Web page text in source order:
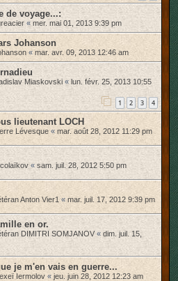
de voyage...:
« mer. mai 01, 2013 9:39 pm
Johanson
«mar. avr. 09, 2013 12:46 am
Miaskovski « lun. févr. 25, 2013 10:55
1 2 3 4
lieutenant LOCH
Lévesque « mar. août 28, 2012 11:29 pm
« sam. juil. 28, 2012 5:50 pm
Anton Vier1 « mar. juil. 17, 2012 9:39 pm
en or.
DIMITRI SOMJANOV « dim. juil. 15,
je m'en vais en guerre...
Iermolov «jeu. juin 28, 2012 12:23 am